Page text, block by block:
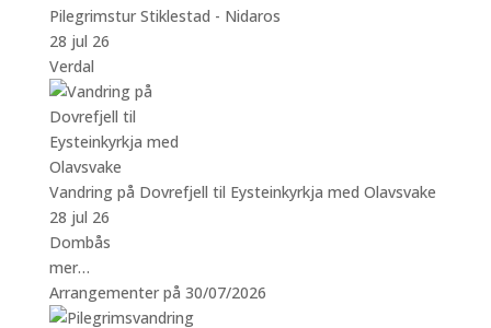
Pilegrimstur Stiklestad - Nidaros
28 jul 26
Verdal
Vandring på Dovrefjell til Eysteinkyrkja med Olavsvake
28 jul 26
Dombås
mer…
Arrangementer på 30/07/2026